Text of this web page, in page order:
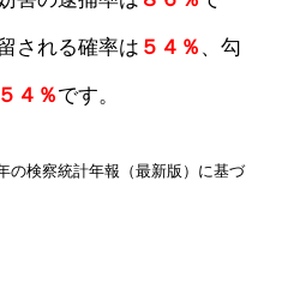
される確率は ５４％ 、勾
５４％です。
の検察統計年報（最新版）に基づ